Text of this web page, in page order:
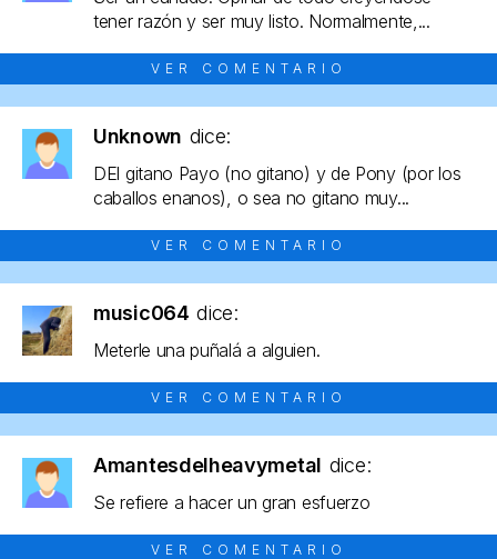
tener razón y ser muy listo. Normalmente,...
VER COMENTARIO
Unknown dice:
DEl gitano Payo (no gitano) y de Pony (por los
caballos enanos), o sea no gitano muy...
VER COMENTARIO
music064 dice:
Meterle una puñalá a alguien.
VER COMENTARIO
Amantesdelheavymetal dice:
Se refiere a hacer un gran esfuerzo
VER COMENTARIO